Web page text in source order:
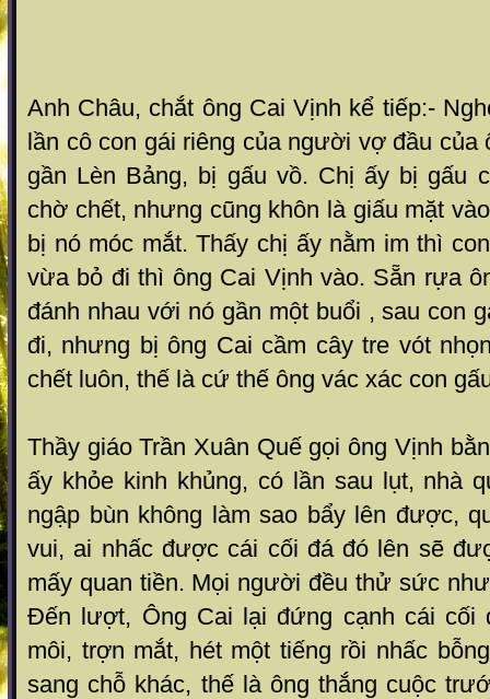
Anh Châu, chắt ông Cai Vịnh kể tiếp:-
lần cô con gái riêng của người vợ đầu của
gần Lèn Bảng, bị gấu vồ. Chị ấy bị gấu
chờ chết, nhưng cũng khôn là giấu mặt
bị nó móc mắt. Thấy chị ấy nằm im thì
vừa bỏ đi thì ông Cai Vịnh vào. Sẵn rựa
đánh nhau với nó gần một buổi , sau con
đi, nhưng bị ông Cai cầm cây tre vót
chết luôn, thế là cứ thế ông vác xác con
Thầy giáo Trần Xuân Quế gọi ông Vịnh
ấy khỏe kinh khủng, có lần sau lụt, nhà
ngập bùn không làm sao bẩy lên được,
vui, ai nhấc được cái cối đá đó lên sẽ
mấy quan tiền. Mọi người đều thử sức
Đến lượt, Ông Cai lại đứng cạnh cái cối
môi, trợn mắt, hét một tiếng rồi nhấc
sang chỗ khác, thế là ông thắng cuộc